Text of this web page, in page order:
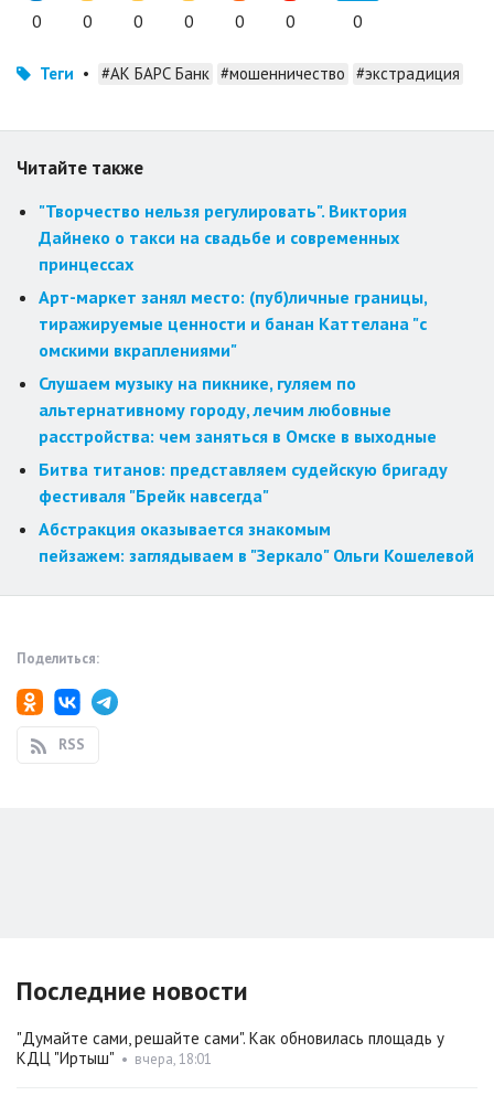
0 0 0 0 0 0 0
Теги • #АК БАРС Банк #мошенничество #экстрадиция
Читайте также
"Творчество нельзя регулировать". Виктория
Дайнеко о такси на свадьбе и современных
принцессах
Арт-маркет занял место: (пуб)личные границы,
тиражируемые ценности и банан Каттелана "с
омскими вкраплениями"
Слушаем музыку на пикнике, гуляем по
альтернативному городу, лечим любовные
расстройства: чем заняться в Омске в выходные
Битва титанов: представляем судейскую бригаду
фестиваля "Брейк навсегда"
Абстракция оказывается знакомым
пейзажем: заглядываем в "Зеркало" Ольги Кошелевой
Поделиться:
RSS
Последние новости
"Думайте сами, решайте сами". Как обновилась площадь у
КДЦ "Иртыш" • вчера, 18:01